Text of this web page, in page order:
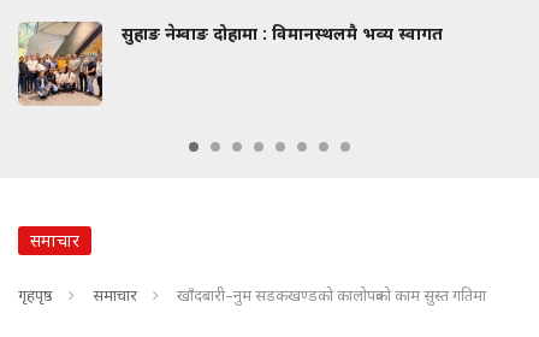
सुहाङ नेम्वाङ दोहामा : विमानस्थलमै भव्य स्वागत
समाचार
गृहपृष्ठ समाचार खाँदबारी–नुम सडकखण्डको कालोपत्रको काम सुस्त गतिमा